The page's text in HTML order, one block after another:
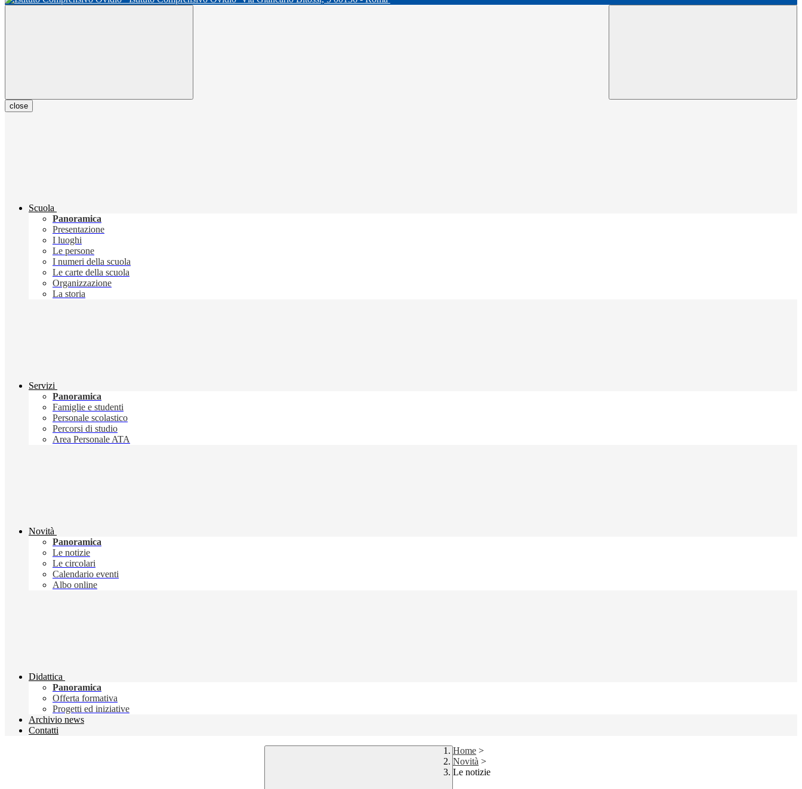
close
Scuola
Panoramica
Presentazione
I luoghi
Le persone
I numeri della scuola
Le carte della scuola
Organizzazione
La storia
Servizi
Panoramica
Famiglie e studenti
Personale scolastico
Percorsi di studio
Area Personale ATA
Novità
Panoramica
Le notizie
Le circolari
Calendario eventi
Albo online
Didattica
Panoramica
Offerta formativa
Progetti ed iniziative
Archivio news
Contatti
Home >
Novità >
Le notizie